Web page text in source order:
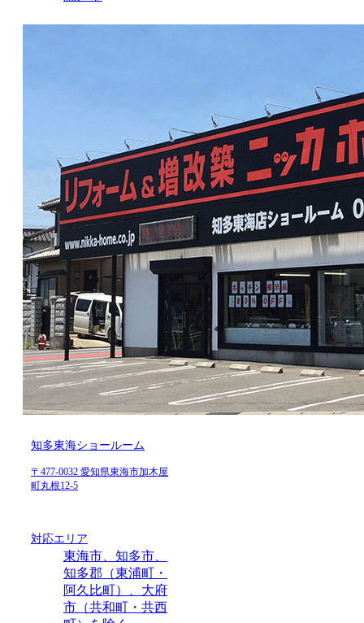
知多東海ショールーム
〒477-0032 愛知県東海市加木屋
町丸根12-5
対応エリア
東海市、知多市、
知多郡（東浦町・
阿久比町）、大府
市（共和町・共西